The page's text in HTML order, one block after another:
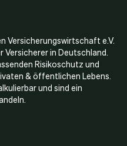
Versicherungswirtschaft e.V.
Versicherer in Deutschland.
Risikoschutz und
& öffentlichen Lebens.
und sind ein